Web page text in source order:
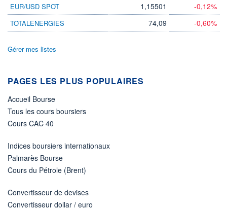
ÉLIGIBILITÉ
PEA PEA-PME BOURSOVIE LUX
BOURSOVIE
CTO BUSINESS
NOTATION MORNINGSTAR ⁽¹⁾
RISQUE DU FONDS (SRI)
3/7
EUR/USD SPOT 1,15501 -0,12%
TOTALENERGIES 74,09 -0,60%
Gérer mes listes
PAGES LES PLUS POPULAIRES
Accueil Bourse
Tous les cours boursiers
Cours CAC 40
Indices boursiers internationaux
Palmarès Bourse
Cours du Pétrole (Brent)
Convertisseur de devises
Convertisseur dollar / euro